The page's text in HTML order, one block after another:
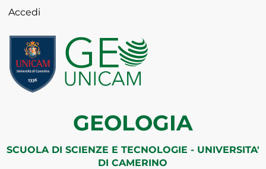
Salta
contenuto
principale
Menu
utente
Accedi
GEOLOGIA
SCUOLA DI SCIENZE E TECNOLOGIE - UNIVERSITA'
DI CAMERINO